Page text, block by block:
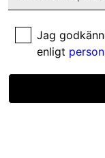
Jag
enligt